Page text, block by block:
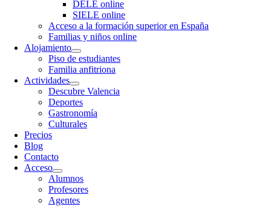
DELE online
SIELE online
Acceso a la formación superior en España
Familias y niños online
Alojamiento
Piso de estudiantes
Familia anfitriona
Actividades
Descubre Valencia
Deportes
Gastronomía
Culturales
Precios
Blog
Contacto
Acceso
Alumnos
Profesores
Agentes